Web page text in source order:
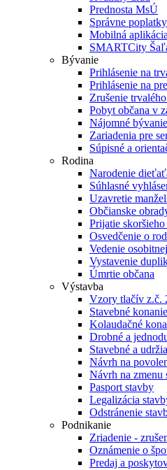
Prednosta MsÚ
Správne poplatky
Mobilná
SMARTCity
Bývanie
Prihlásenie na
Prihlásenie na
Zrušenie
Pobyt občana v
Nájomné bývanie
Zariadenia pre
Súpisné a
Rodina
Narodenie
Súhlasné
Uzavretie
Občianske
Prijatie
Osvedčenie o
Vedenie
Vystavenie
Úmrtie občana
Výstavba
Vzory tlačív z.č.
Stavebné konanie
Kolaudačné
Drobné a
Stavebné a
Návrh na
Návrh na zmenu
Pasport stavby
Legalizácia
Odstránenie
Podnikanie
Zriadenie -
Oznámenie o
Predaj a